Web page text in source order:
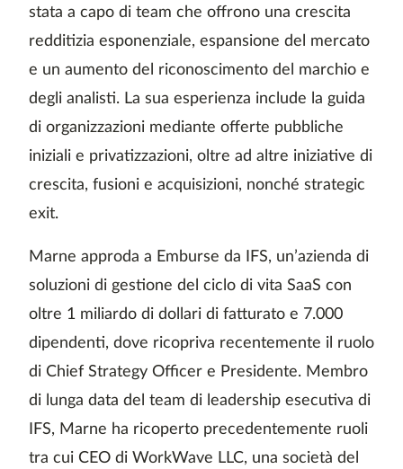
stata a capo di team che offrono una crescita
redditizia esponenziale, espansione del mercato
e un aumento del riconoscimento del marchio e
degli analisti. La sua esperienza include la guida
di organizzazioni mediante offerte pubbliche
iniziali e privatizzazioni, oltre ad altre iniziative di
crescita, fusioni e acquisizioni, nonché strategic
exit.
Marne approda a Emburse da IFS, un’azienda di
soluzioni di gestione del ciclo di vita SaaS con
oltre 1 miliardo di dollari di fatturato e 7.000
dipendenti, dove ricopriva recentemente il ruolo
di Chief Strategy Officer e Presidente. Membro
di lunga data del team di leadership esecutiva di
IFS, Marne ha ricoperto precedentemente ruoli
tra cui CEO di WorkWave LLC, una società del